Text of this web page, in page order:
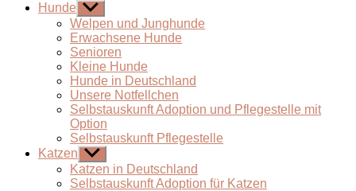
Hunde Untermenü
anzeigen
Welpen und Junghunde
Erwachsene Hunde
Senioren
Kleine Hunde
Hunde in Deutschland
Unsere Notfellchen
Selbstauskunft Adoption und Pflegestelle mit
Option
Selbstauskunft Pflegestelle
Katzen Untermenü
anzeigen
Katzen in Deutschland
Selbstauskunft Adoption für Katzen